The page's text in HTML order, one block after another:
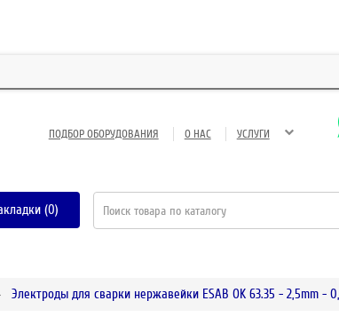
ПОДБОР ОБОРУДОВАНИЯ О НАС УСЛУГИ
(0)
Электроды для сварки нержавейки ESAB OK 63.35 - 2,5mm -